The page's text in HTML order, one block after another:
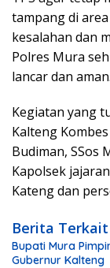
tampang di
kesalahan dan
Polres Mura
lancar dan aman.
Kegiatan yang
Kalteng
Budiman, SSos
Kapolsek
Kateng dan
Berita Terkait
Bupati Mura
Gubernur Kalteng